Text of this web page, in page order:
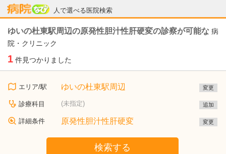
人で選べる医院検索
病院なび
ゆいの杜東駅周辺の原発性胆汁性肝硬変の診察が可能な 病
院・クリニック
1 件見つかりました
エリア/駅 ゆいの杜東駅周辺 変更
診療科目 (未指定) 追加
詳細条件 原発性胆汁性肝硬変 変更
検索する